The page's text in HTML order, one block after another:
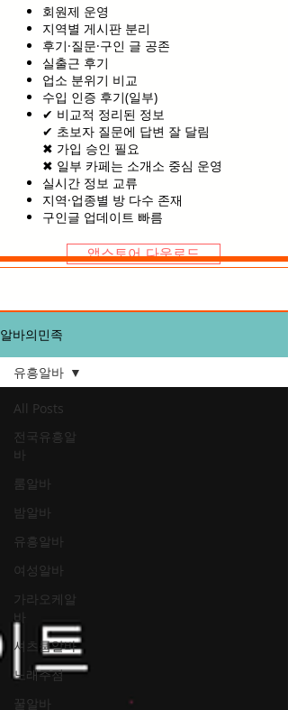
회원제 운영
지역별 게시판 분리
후기·질문·구인 글 공존
실출근 후기
업소 분위기 비교
수입 인증 후기(일부)
✔ 비교적 정리된 정보
✔ 초보자 질문에 답변 잘 달림
✖ 가입 승인 필요
✖ 일부 카페는 소개소 중심 운영
실시간 정보 교류
지역·업종별 방 다수 존재
구인글 업데이트 빠름
앱스토어 다운로드
알바의민족
All Posts
전국유흥알
바
룸알바
밤알바
유흥알바
여성알바
가라오케알
바
셔츠룸알바
노래주점
꿀알바
유흥알바